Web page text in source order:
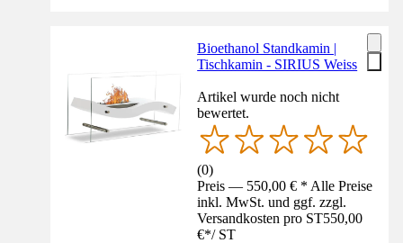
Bioethanol Standkamin |
Tischkamin - SIRIUS Weiss
Artikel wurde noch nicht
bewertet.
(0)
Preis — 550,00 € * Alle Preise
inkl. MwSt. und ggf. zzgl.
Versandkosten pro ST550,00
€*/ ST